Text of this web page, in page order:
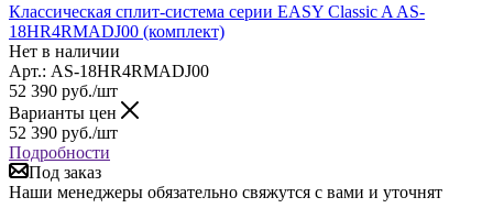
Классическая сплит-система серии EASY Classic A AS-
18HR4RMADJ00 (комплект)
Нет в наличии
Арт.: AS-18HR4RMADJ00
52 390 руб./шт
Варианты цен
52 390 руб./шт
Подробности
Под заказ
Наши менеджеры обязательно свяжутся с вами и уточнят